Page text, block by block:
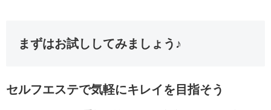
まずはお試ししてみましょう♪
セルフエステで気軽にキレイを目指そう